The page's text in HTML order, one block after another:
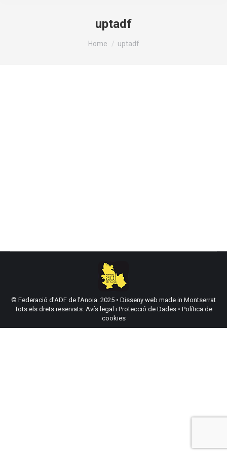
uptadf
You are here:
Home uptadf
© Federació d'ADF de l'Anoia. 2025 • Disseny web made in Montserrat
Tots els drets reservats. Avís legal i Protecció de Dades • Política de
cookies